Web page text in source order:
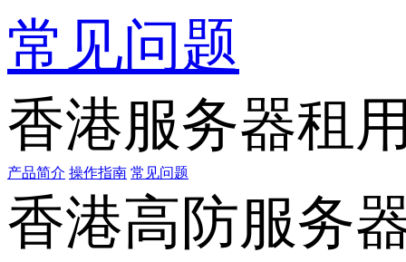
常见问题
香港服务器租
产品简介 操作指南 常见问题
香港高防服务